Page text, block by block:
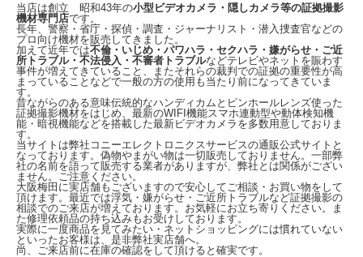
外寸（突起部
含）
重量
約315g
倍率
10倍
有効径
25mm
実視界
7度
当店は創立 昭和43年の小型ビデオカメラ・隠しカメラ等の証拠撮影
機材専門店です。
長年、警察・省庁・探偵・調査・ジャーナリスト・潜入捜査官などの
プロ向け機材を販売してきました。
加えて近年では不倫・いじめ・パワハラ・セクハラ・嫌がらせ・ご近
所トラブル・不法侵入・不審者トラブルなどテレビやネットを賑わす
事件が増えてきていること、またそれらの裁判での証拠の重要性が高
まっていることなどで一般の方の使用も当たり前になってきていま
す。
昔ながらのある意味伝統的なハンディカムとピンホールレンズ使った
証拠撮影機材をはじめ、最新のWIFI機能スマホ連動型や動体検知機
能・暗視機能などを搭載した最新ビデオカメラを多数用意しておりま
す。
当サイトは弊社コニーエレクトロニクスサービスの通販公式サイトと
なっております。偽物やまがい物は一切販売しておりません。一部弊
社の名前を語って販売する業者がありますが、弊社とは関係がござい
ません。ご注意ください。
大阪梅田に実店舗もございますので安心してご相談・お買い物をして
頂けます。最近では浮気・嫌がらせ・ご近所トラブルなど証拠撮影の
相談でのご来店が増えております。お気軽にお立ち寄りください。ま
た修理依頼品の持ち込みもお受けしております。
実際に一度商品を見てみたい・ネットショッピングには慣れていない
といったお客様は、是非弊社実店舗へ。
尚、ご来店前に在庫の確認をして頂けると確実です。